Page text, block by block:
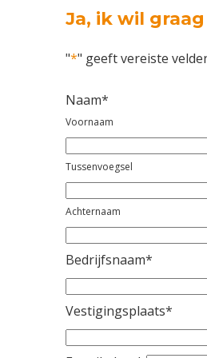
Ja, ik wil
"*" geeft vereiste
Naam*
Voornaam
Tussenvoegsel
Achternaam
Bedrijfsnaam*
Vestigingsplaats*